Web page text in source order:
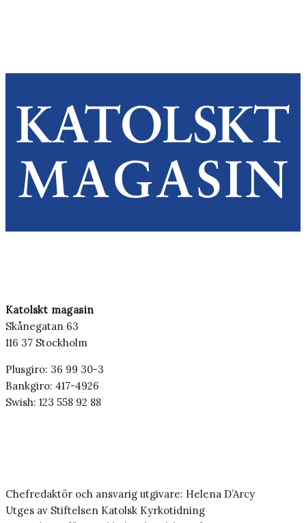
Katolskt magasin
Skånegatan 63
116 37 Stockholm
Plusgiro: 36 99 30-3
Bankgiro: 417-4926
Swish: 123 558 92 88
Chefredaktör och ansvarig utgivare: Helena D’Arcy
Utges av Stiftelsen Katolsk Kyrkotidning